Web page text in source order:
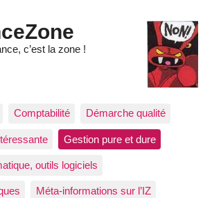
c’est la zone !
Comptabilité Démarche qualité
Gestion pure et dure
outils logiciels
Méta-informations sur l’IZ